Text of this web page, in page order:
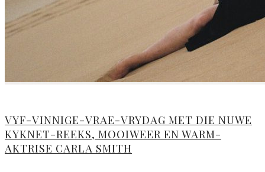
VYF-VINNIGE-VRAE-VRYDAG MET DIE NUWE
KYKNET-REEKS, MOOIWEER EN WARM-
AKTRISE CARLA SMITH